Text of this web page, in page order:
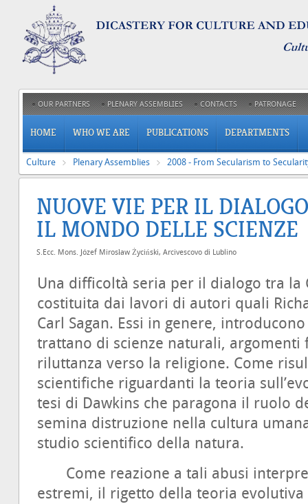
OUR PARTNERS PLENARY ASSEMBLIES CONTACTS PATRONAGE
HOME WHO WE ARE PUBLICATIONS DEPARTMENTS
Culture Plenary Assemblies 2008 - From Secularism to
NUOVE VIE PER IL
IL MONDO DELLE SCIENZE
S.Ecc. Mons. Józef Mirosław Życiński, Arcivescovo di Lublino
Una difficoltà seria per il dialogo tra la
costituita dai lavori di autori quali
Carl Sagan. Essi in genere,
trattano di scienze naturali,
riluttanza verso la religione. Come
scientifiche riguardanti la teoria
tesi di Dawkins che paragona il ruolo
semina distruzione nella cultura
studio scientifico della natura.
Come reazione a tali abusi
estremi, il rigetto della teoria